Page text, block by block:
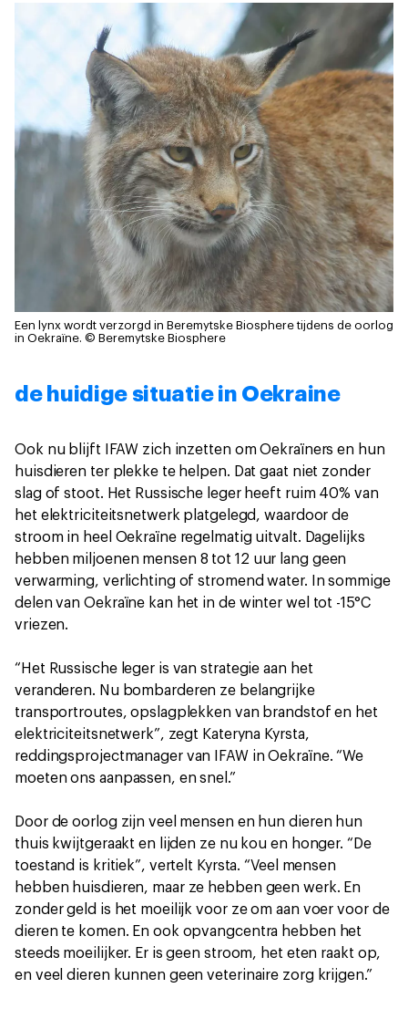
Een lynx wordt verzorgd in Beremytske Biosphere tijdens de oorlog
in Oekraïne. © Beremytske Biosphere
de huidige situatie in Oekraine
Ook nu blijft IFAW zich inzetten om Oekraïners en hun
huisdieren ter plekke te helpen. Dat gaat niet zonder
slag of stoot. Het Russische leger heeft ruim 40% van
het elektriciteitsnetwerk platgelegd, waardoor de
stroom in heel Oekraïne regelmatig uitvalt. Dagelijks
hebben miljoenen mensen 8 tot 12 uur lang geen
verwarming, verlichting of stromend water. In sommige
delen van Oekraïne kan het in de winter wel tot -15°C
vriezen.
“Het Russische leger is van strategie aan het
veranderen. Nu bombarderen ze belangrijke
transportroutes, opslagplekken van brandstof en het
elektriciteitsnetwerk”, zegt Kateryna Kyrsta,
reddingsprojectmanager van IFAW in Oekraïne. “We
moeten ons aanpassen, en snel.”
Door de oorlog zijn veel mensen en hun dieren hun
thuis kwijtgeraakt en lijden ze nu kou en honger. “De
toestand is kritiek”, vertelt Kyrsta. “Veel mensen
hebben huisdieren, maar ze hebben geen werk. En
zonder geld is het moeilijk voor ze om aan voer voor de
dieren te komen. En ook opvangcentra hebben het
steeds moeilijker. Er is geen stroom, het eten raakt op,
en veel dieren kunnen geen veterinaire zorg krijgen.”